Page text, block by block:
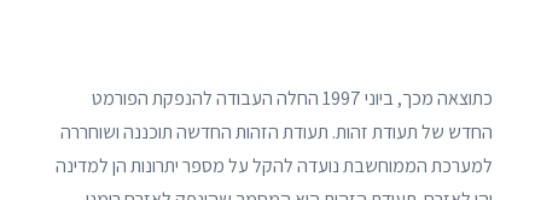
כתוצאה מכך, ביוני 1997 החלה העבודה להנפקת הפורמט
החדש של תעודת זהות. תעודת הזהות החדשה תוכננה ושוחררה
למערכת הממוחשבת נועדה להקל על מספר יתרונות הן למדינה